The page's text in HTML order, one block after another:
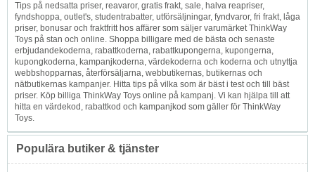
Tips på nedsatta priser, reavaror, gratis frakt, sale, halva reapriser,
fyndshoppa, outlet's, studentrabatter, utförsäljningar, fyndvaror, fri frakt, låga
priser, bonusar och fraktfritt hos affärer som säljer varumärket ThinkWay
Toys på stan och online. Shoppa billigare med de bästa och senaste
erbjudandekoderna, rabattkoderna, rabattkupongerna, kupongerna,
kupongkoderna, kampanjkoderna, värdekoderna och koderna och utnyttja
webbshopparnas, återförsäljarna, webbutikernas, butikernas och
nätbutikernas kampanjer. Hitta tips på vilka som är bäst i test och till bäst
priser. Köp billiga ThinkWay Toys online på kampanj. Vi kan hjälpa till att
hitta en värdekod, rabattkod och kampanjkod som gäller för ThinkWay
Toys.
Populära butiker & tjänster